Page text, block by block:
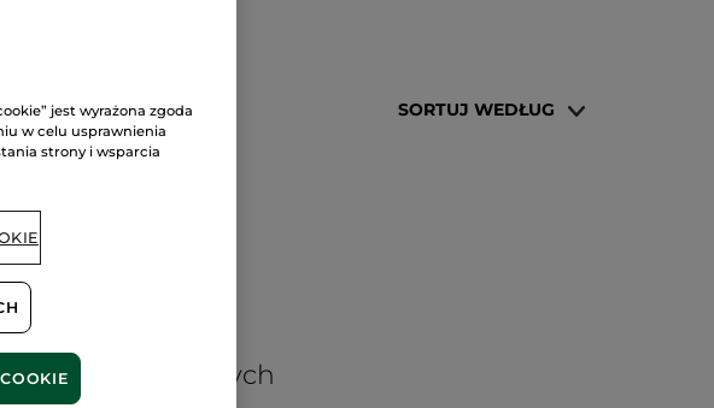
SORTUJ WEDŁUG
60 hektarów
pól organicznych
jest wyrażona zgoda
w celu usprawnienia
strony i wsparcia